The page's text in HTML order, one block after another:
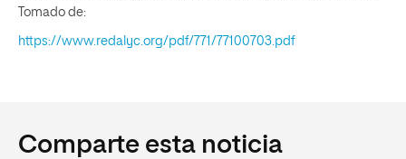
Tomado de:
https://www.redalyc.org/pdf/771/77100703.pdf
Comparte esta noticia